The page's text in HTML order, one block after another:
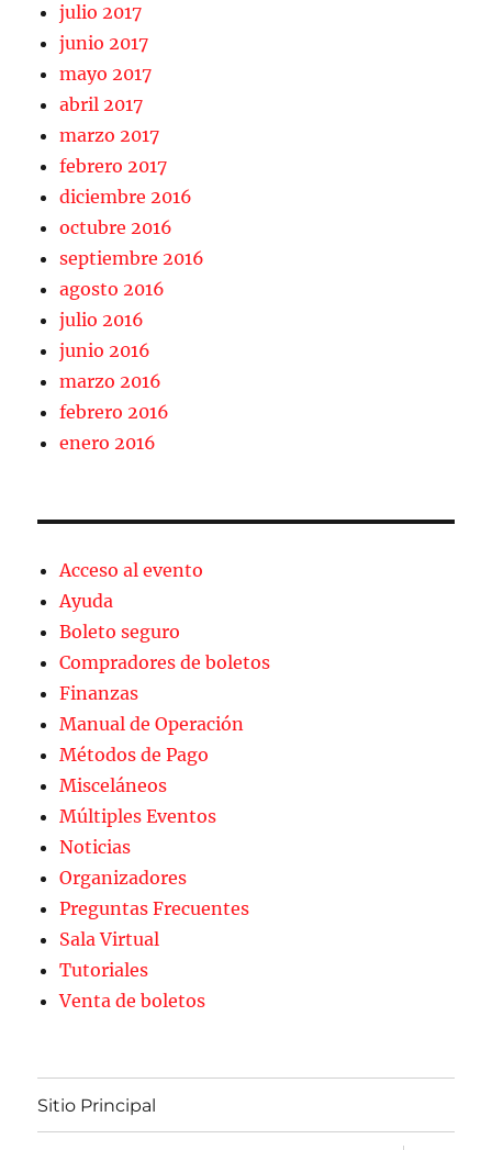
julio 2017
junio 2017
mayo 2017
abril 2017
marzo 2017
febrero 2017
diciembre 2016
octubre 2016
septiembre 2016
agosto 2016
julio 2016
junio 2016
marzo 2016
febrero 2016
enero 2016
Acceso al evento
Ayuda
Boleto seguro
Compradores de boletos
Finanzas
Manual de Operación
Métodos de Pago
Misceláneos
Múltiples Eventos
Noticias
Organizadores
Preguntas Frecuentes
Sala Virtual
Tutoriales
Venta de boletos
Sitio Principal